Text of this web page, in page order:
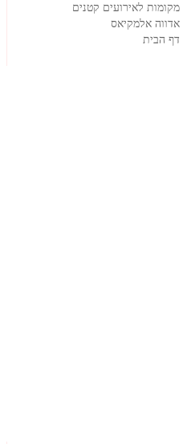
מקומות לאירועים קטנים
אדווה אלמקיאס
דף הבית